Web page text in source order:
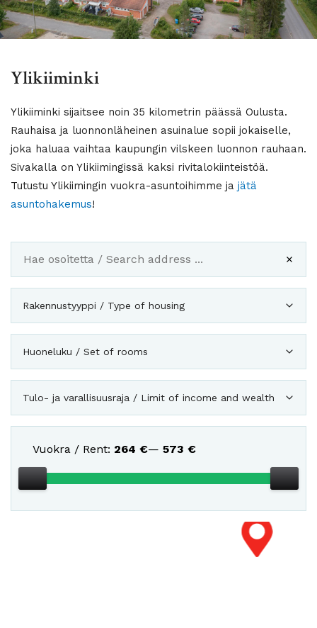
Ylikiiminki
Ylikiiminki sijaitsee noin 35 kilometrin päässä Oulusta.
Rauhaisa ja luonnonläheinen asuinalue sopii jokaiselle,
joka haluaa vaihtaa kaupungin vilskeen luonnon rauhaan.
Sivakalla on Ylikiimingissä kaksi rivitalokiinteistöä.
Tutustu Ylikiimingin vuokra-asuntoihimme ja jätä
asuntohakemus!
Rakennustyyppi / Type of housing
Huoneluku / Set of rooms
Tulo- ja varallisuusraja / Limit of income and wealth
Vuokra / Rent: 264 €— 573 €